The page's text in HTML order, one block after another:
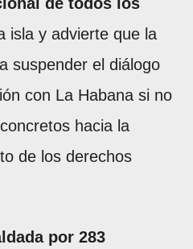
isla y advierte que la
suspender el diálogo
con La Habana si no
hacia la
de los derechos
por 283